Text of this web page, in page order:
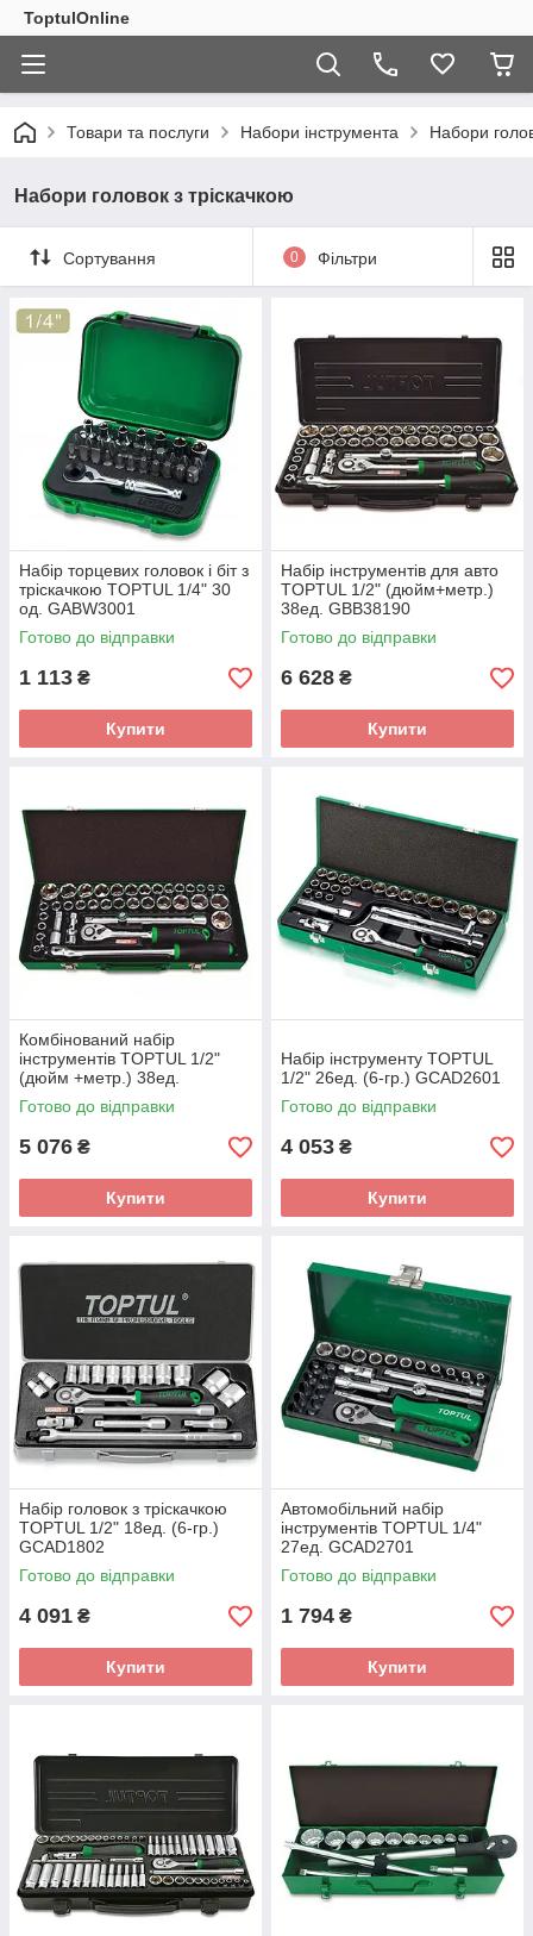
ToptulOnline
Товари та послуги Набори інструмента Набори
Набори головок з тріскачкою
Сортування 0 Фільтри
Набір торцевих головок і біт з
тріскачкою TOPTUL 1/4" 30
од. GABW3001
Готово до відправки
1 113 ₴
Купити
Набір інструментів для авто
TOPTUL 1/2" (дюйм+метр.)
38ед. GBB38190
Готово до відправки
6 628 ₴
Купити
Комбінований набір
інструментів TOPTUL 1/2"
(дюйм +метр.) 38ед.
GCAD3803
Готово до відправки
5 076 ₴
Купити
Набір інструменту TOPTUL
1/2" 26ед. (6-гр.) GCAD2601
Готово до відправки
4 053 ₴
Купити
Набір головок з тріскачкою
TOPTUL 1/2" 18ед. (6-гр.)
GCAD1802
Готово до відправки
4 091 ₴
Купити
Автомобільний набір
інструментів TOPTUL 1/4"
27ед. GCAD2701
Готово до відправки
1 794 ₴
Купити